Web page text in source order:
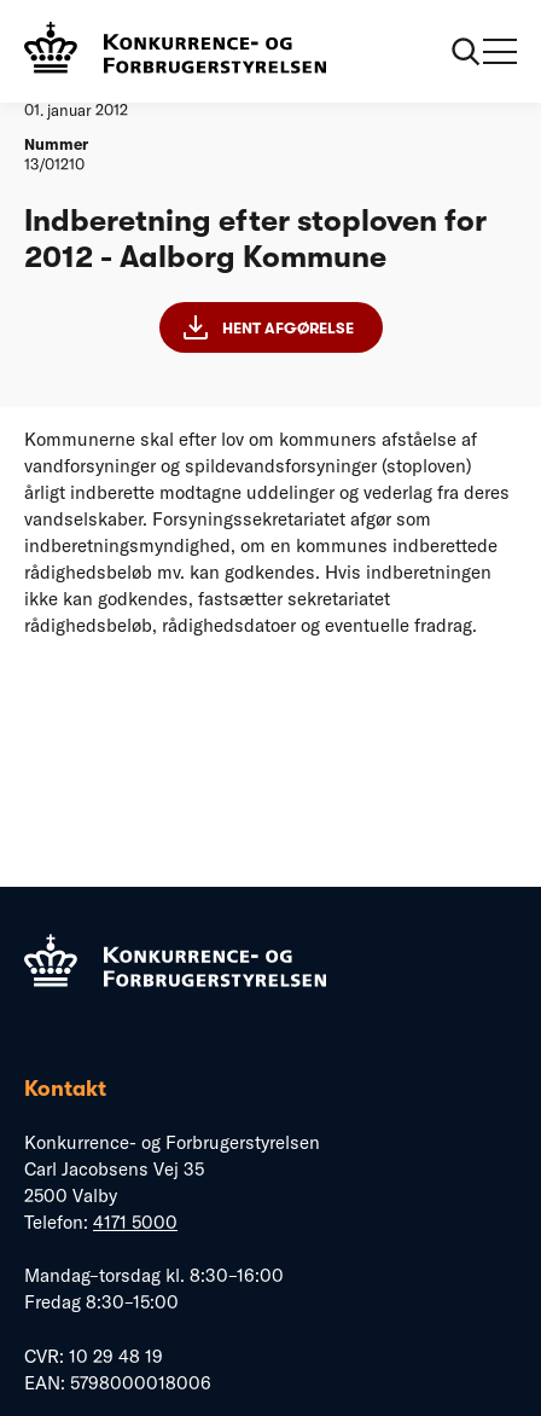
Vandtilsyn
01. januar 2012
Nummer
13/01210
Indberetning efter stoploven for
2012 - Aalborg Kommune
HENT AFGØRELSE
Kommunerne skal efter lov om kommuners afståelse af
vandforsyninger og spildevandsforsyninger (stoploven)
årligt indberette modtagne uddelinger og vederlag fra deres
vandselskaber. Forsyningssekretariatet afgør som
indberetningsmyndighed, om en kommunes indberettede
rådighedsbeløb mv. kan godkendes. Hvis indberetningen
ikke kan godkendes, fastsætter sekretariatet
rådighedsbeløb, rådighedsdatoer og eventuelle fradrag.
Kontakt
Konkurrence- og Forbrugerstyrelsen
Carl Jacobsens Vej 35
2500 Valby
Telefon: 4171 5000
Mandag–torsdag kl. 8:30–16:00
Fredag 8:30–15:00
CVR: 10 29 48 19
EAN: 5798000018006